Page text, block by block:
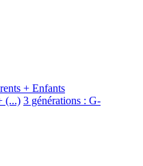
+ Enfants
(...) 3 générations : G-